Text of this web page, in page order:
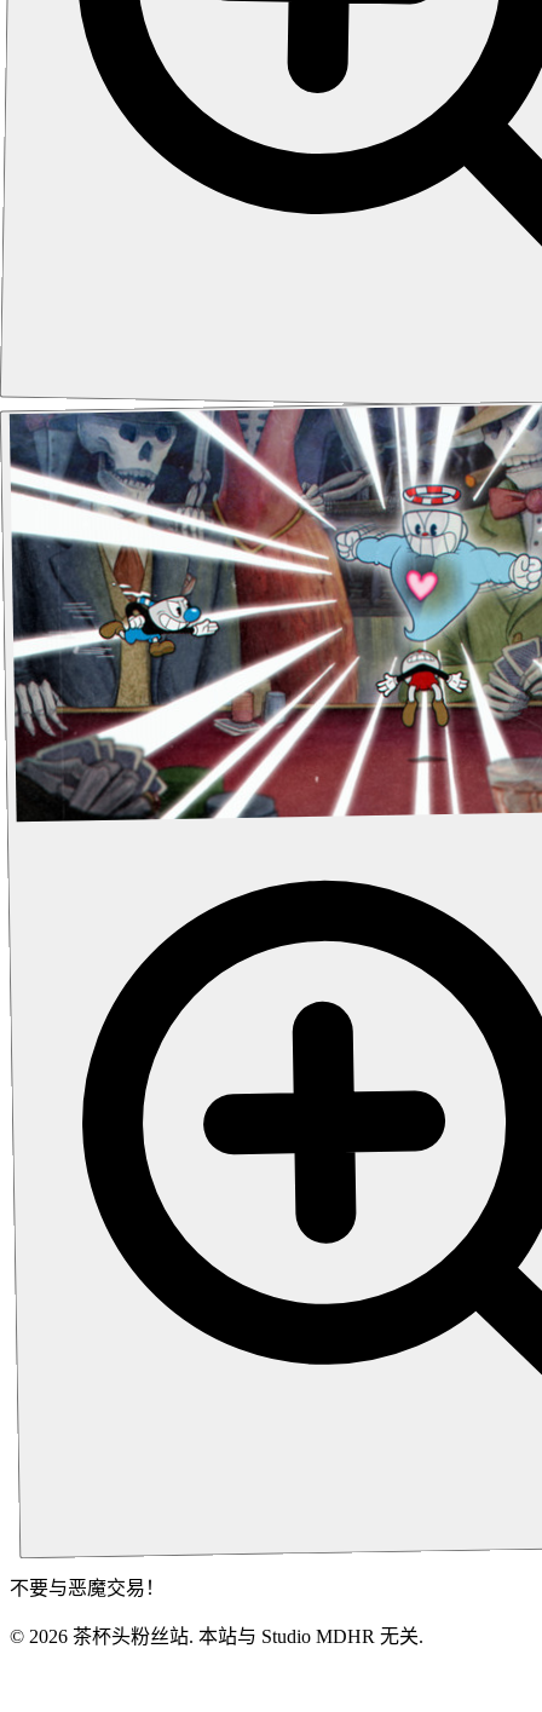
不要与恶魔交易！
© 2026 茶杯头粉丝站. 本站与 Studio MDHR 无关.